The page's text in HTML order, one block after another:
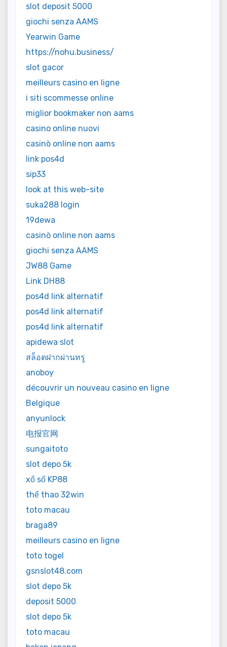
slot deposit 5000
giochi senza AAMS
Yearwin Game
https://nohu.business/
slot gacor
meilleurs casino en ligne
i siti scommesse online
miglior bookmaker non aams
casino online nuovi
casinò online non aams
link pos4d
sip33
look at this web-site
suka288 login
19dewa
casinò online non aams
giochi senza AAMS
JW88 Game
Link DH88
pos4d link alternatif
pos4d link alternatif
pos4d link alternatif
apidewa slot
สล็อตฝากผ่านทรู
anoboy
découvrir un nouveau casino en ligne
Belgique
anyunlock
电报官网
sungaitoto
slot depo 5k
xổ số KP88
thể thao 32win
toto macau
braga89
meilleurs casino en ligne
toto togel
gsnslot48.com
slot depo 5k
deposit 5000
slot depo 5k
toto macau